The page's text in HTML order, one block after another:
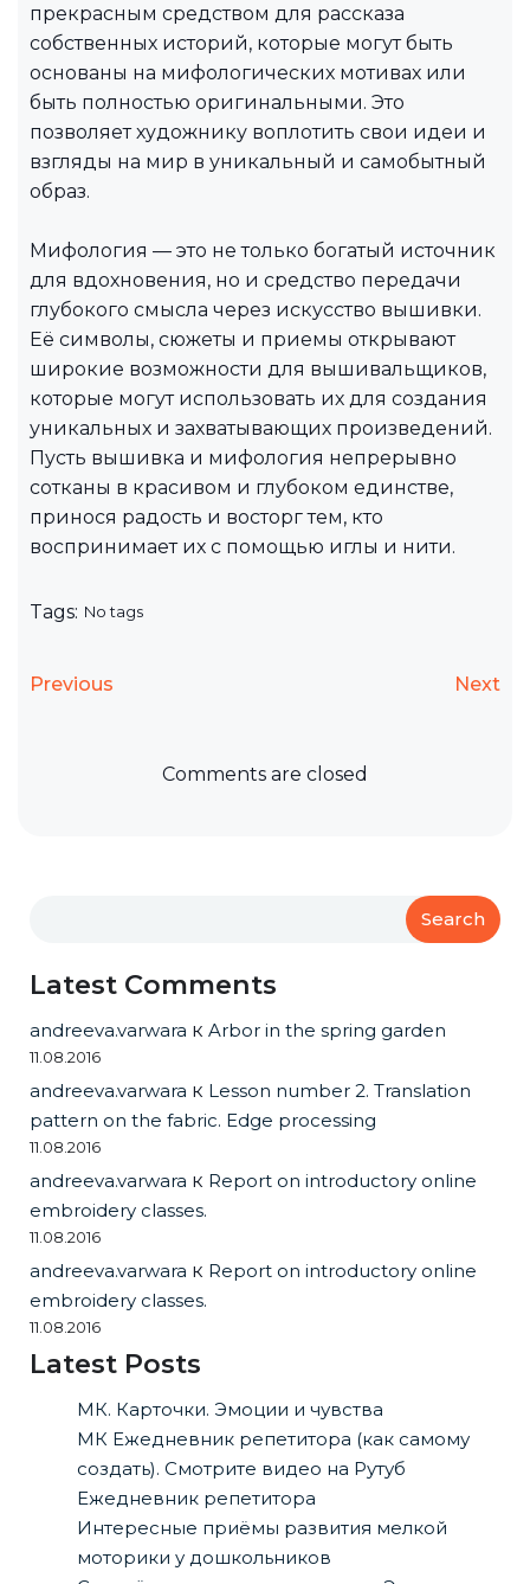
прекрасным средством для рассказа
собственных историй, которые могут быть
основаны на мифологических мотивах или
быть полностью оригинальными. Это
позволяет художнику воплотить свои идеи и
взгляды на мир в уникальный и самобытный
образ.
Мифология — это не только богатый источник
для вдохновения, но и средство передачи
глубокого смысла через искусство вышивки.
Её символы, сюжеты и приемы открывают
широкие возможности для вышивальщиков,
которые могут использовать их для создания
уникальных и захватывающих произведений.
Пусть вышивка и мифология непрерывно
сотканы в красивом и глубоком единстве,
принося радость и восторг тем, кто
воспринимает их с помощью иглы и нити.
Tags: No tags
Previous Next
Comments are closed
Search
Latest Comments
andreeva.varwara к Arbor in the spring garden
11.08.2016
andreeva.varwara к Lesson number 2. Translation
pattern on the fabric. Edge processing
11.08.2016
andreeva.varwara к Report on introductory online
embroidery classes.
11.08.2016
andreeva.varwara к Report on introductory online
embroidery classes.
11.08.2016
Latest Posts
МК. Карточки. Эмоции и чувства
МК Ежедневник репетитора (как самому
создать). Смотрите видео на Рутуб
Ежедневник репетитора
Интересные приёмы развития мелкой
моторики у дошкольников